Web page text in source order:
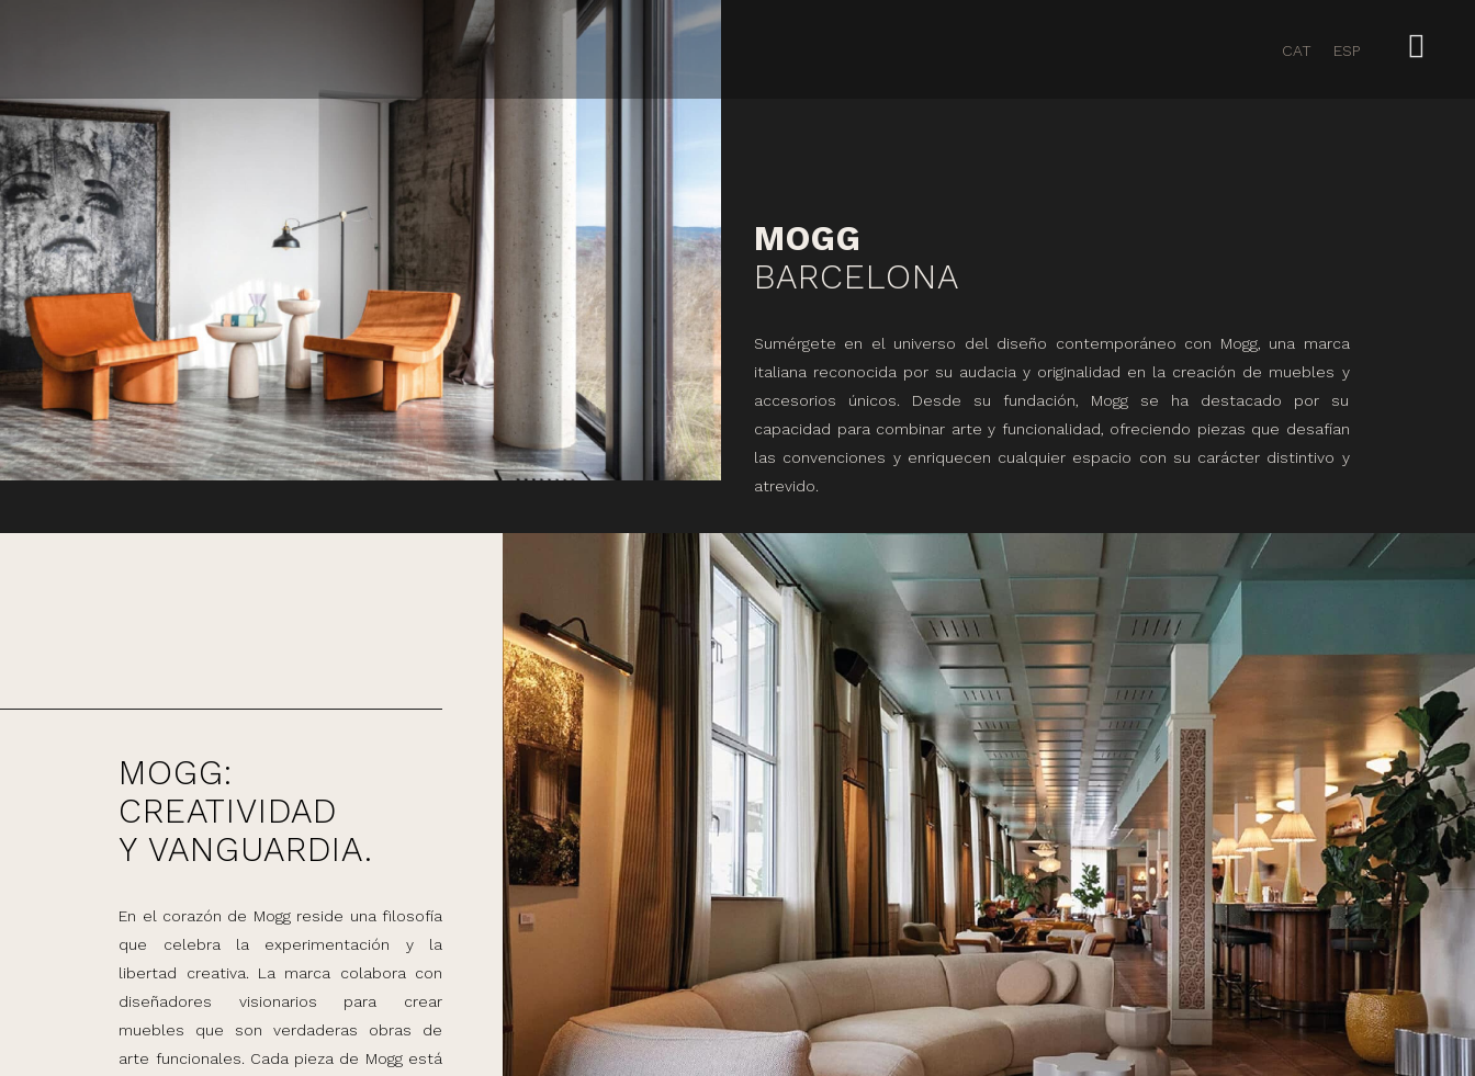
CAT ESP
MOGG
BARCELONA
Sumérgete en el universo del diseño contemporáneo con Mogg, una marca
italiana reconocida por su audacia y originalidad en la creación de muebles y
accesorios únicos. Desde su fundación, Mogg se ha destacado por su
capacidad para combinar arte y funcionalidad, ofreciendo piezas que desafían
las convenciones y enriquecen cualquier espacio con su carácter distintivo y
atrevido.
MOGG:
CREATIVIDAD
Y VANGUARDIA.
En el corazón de Mogg reside una filosofía
que celebra la experimentación y la
libertad creativa. La marca colabora con
diseñadores visionarios para crear
muebles que son verdaderas obras de
arte funcionales. Cada pieza de Mogg está